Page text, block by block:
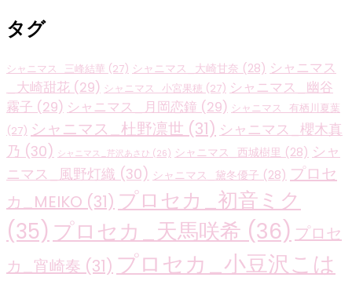
タグ
シャニマス_三峰結華 (27) シャニマス_大崎甘奈 (28) シャニマス
_大崎甜花 (29) シャニマス_小宮果穂 (27) シャニマス_幽谷
霧子 (29) シャニマス_月岡恋鐘 (29) シャニマス_有栖川夏葉
(27) シャニマス_杜野凛世 (31) シャニマス_櫻木真
乃 (30) シャニマス_芹沢あさひ (26) シャニマス_西城樹里 (28) シャ
ニマス_風野灯織 (30) シャニマス_黛冬優子 (28) プロセ
カ_MEIKO (31) プロセカ_初音ミク
(35) プロセカ_天馬咲希 (36) プロセ
カ_宵崎奏 (31) プロセカ_小豆沢こは